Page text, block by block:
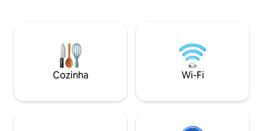
conforto, conveniência e estadias
inesquecíveis. Reserve agora para uma
experiência premium!
lojas de bairro,
restaurantes e
tornar sua
inesquecível.
Cozinha Wi-Fi